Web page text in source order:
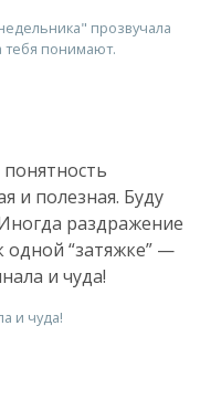
прозвучала
тебя понимают.
и полезная. Буду
раздражение
одной “затяжке” —
и чуда!
и чуда!